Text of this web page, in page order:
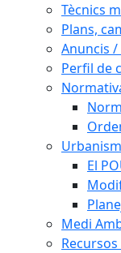
Tècnics
Plans,
Anuncis /
Perfil de
El
Medi